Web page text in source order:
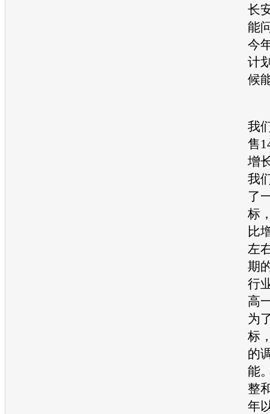
长
能
今
计
候
我
售
增
我
了
标
比
左
期
行
高
为
标
的
能
整
年